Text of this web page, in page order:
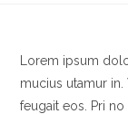
Lorem ipsum
mucius utamur
feugait eos. Pri